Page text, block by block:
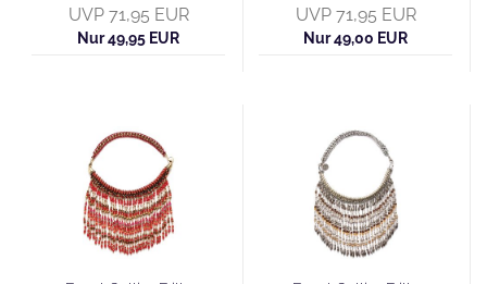
UVP 71,95 EUR
Nur 49,95 EUR
UVP 71,95 EUR
Nur 49,00 EUR